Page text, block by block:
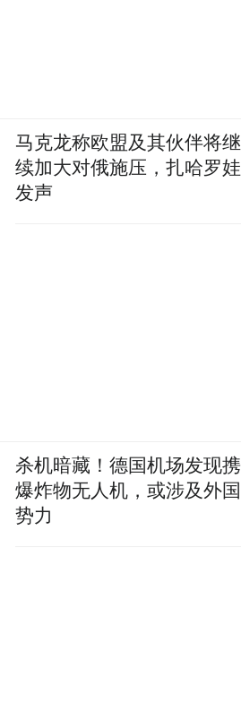
马克龙称欧盟及其伙伴将继
续加大对俄施压，扎哈罗娃
发声
杀机暗藏！德国机场发现携
爆炸物无人机，或涉及外国
势力